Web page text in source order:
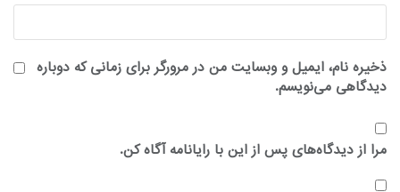
ذخیره نام، ایمیل و وبسایت من در مرورگر برای زمانی که دوباره
دیدگاهی می‌نویسم.
مرا از دیدگاه‌های پس از این با رایانامه آگاه کن.